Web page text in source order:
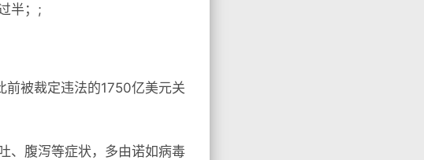
半；;
前被裁定违法的1750亿美元关
、腹泻等症状，多由诺如病毒